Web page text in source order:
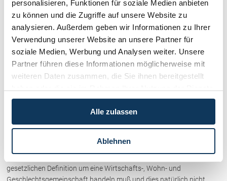
personalisieren, Funktionen für soziale Medien anbieten
zu können und die Zugriffe auf unsere Website zu
analysieren. Außerdem geben wir Informationen zu Ihrer
Verwendung unserer Website an unsere Partner für
soziale Medien, Werbung und Analysen weiter. Unsere
Partner führen diese Informationen möglicherweise mit
weiteren Daten zusammen, die Sie ihnen bereitgestellt
gesammelt haben.
Alle zulassen
Ablehnen
Verlust oder Änderung des Unterhaltsanspruches
Der gesetzliche Unterhaltsanspruch nach Scheidung erlischt
grundsätzlich mit der Wiederverheiratung und mit dem Tod des
Unterhaltsberechtigten. Bei Tod des Unterhaltsverpflichteten erlischt
der sogenannte Billigkeitsunterhalt, der auf Grund gleichteiligen
Verschuldens zugesprochen worden ist. Zudem ruht der
Unterhaltsanspruch solange, als der Unterhaltsberechtigte in
außerehelicher Lebensgemeinschaft mit einem Partner lebt. Nach
Beendigung dieser Lebensgemeinschaft lebt der Unterhaltsanspruch
aber nicht automatisch auf, sondern erst mit seiner
geschiedenen Ehegatten nachzuweisen, daß er eine außereheliche
gesetzlichen Definition um eine Wirtschafts-, Wohn- und